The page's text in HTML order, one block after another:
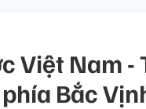
Việt Nam
Bắc